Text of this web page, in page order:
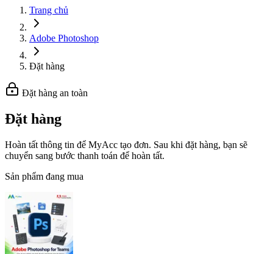
Trang chủ
Adobe Photoshop
Đặt hàng
Đặt hàng an toàn
Đặt hàng
Hoàn tất thông tin để MyAcc tạo đơn. Sau khi đặt hàng, bạn sẽ
chuyển sang bước thanh toán để hoàn tất.
Sản phẩm đang mua